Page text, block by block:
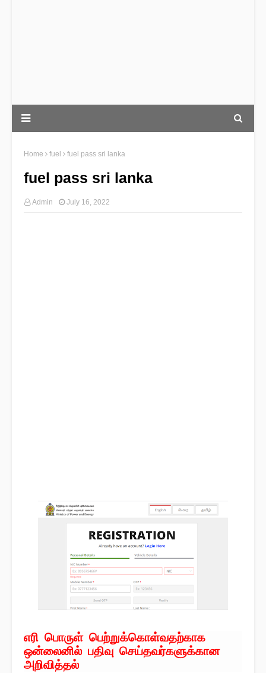
Home fuel fuel pass sri lanka
fuel pass sri lanka
Admin July 16, 2022
எரி பொருள் பெற்றுக்கொள்வதற்காக
ஒன்லைனில் பதிவு செய்தவர்களுக்கான
அறிவித்தல்